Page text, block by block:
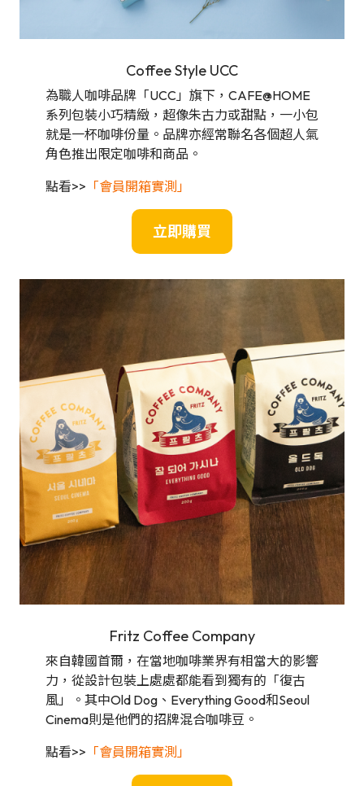
Coffee Style UCC
為職人咖啡品牌「UCC」旗下，CAFE@HOME
系列包裝小巧精緻，超像朱古力或甜點，一小包
就是一杯咖啡份量。品牌亦經常聯名各個超人氣
角色推出限定咖啡和商品。
點看>> 「會員開箱實測」
立即購買
Fritz Coffee Company
來自韓國首爾，在當地咖啡業界有相當大的影響
力，從設計包裝上處處都能看到獨有的「復古
風」。其中Old Dog、Everything Good和Seoul
Cinema則是他們的招牌混合咖啡豆。
點看>> 「會員開箱實測」